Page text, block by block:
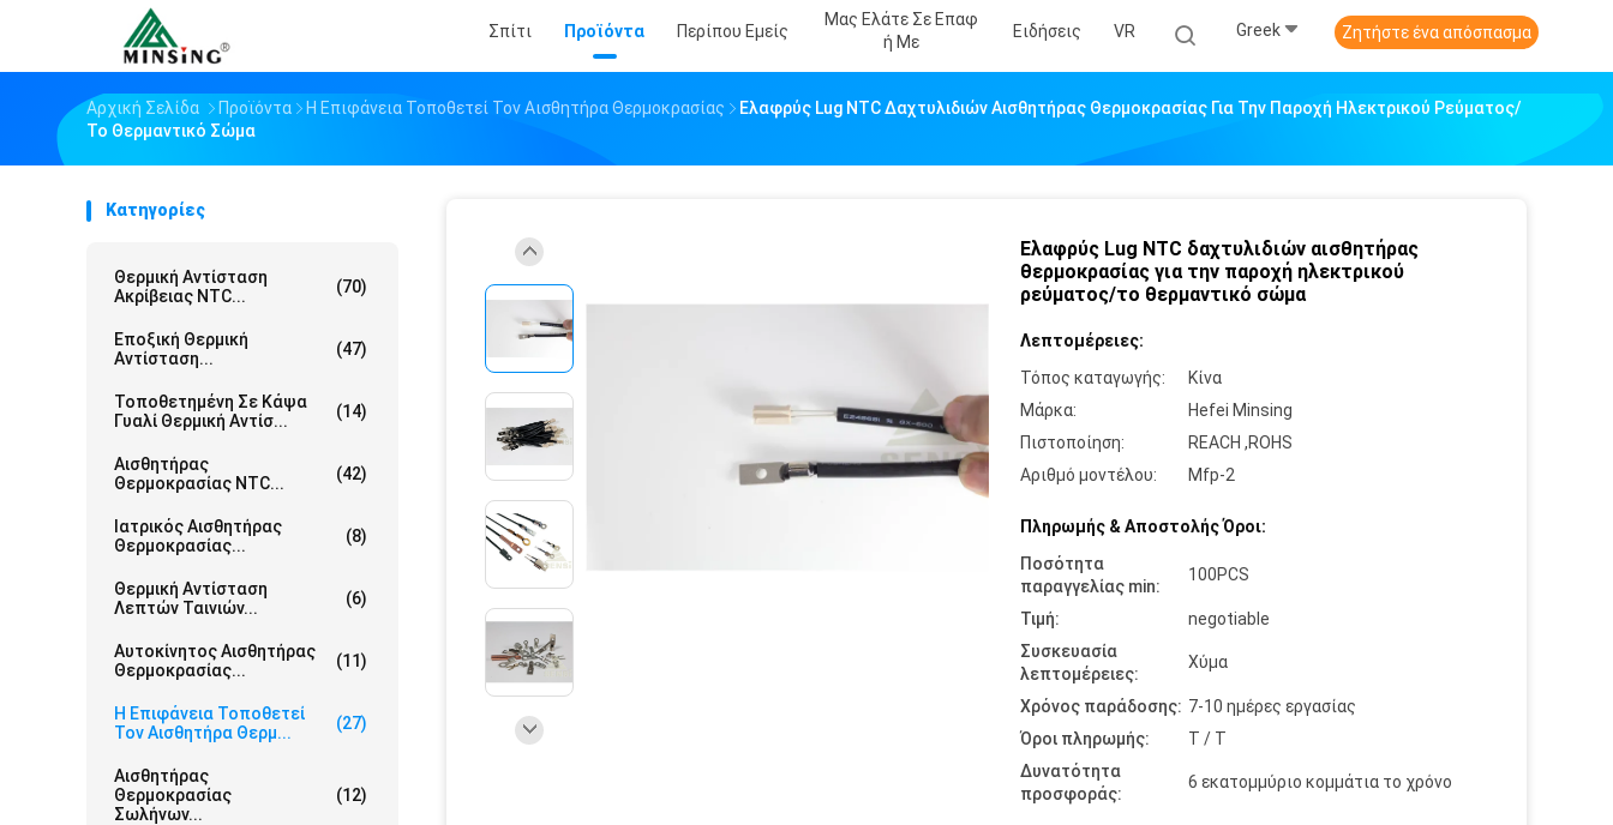
Σπίτι Προϊόντα Περίπου Εμείς
Μας Ελάτε Σε Επαφ
Ή Με
Ειδήσεις VR Greek Ζητήστε ένα απόσπασμα
Αρχική Σελίδα Προϊόντα Η Επιφάνεια Τοποθετεί Τον Αισθητήρα Θερμοκρασίας
Ελαφρύς Lug NTC Δαχτυλιδιών Αισθητήρας Θερμοκρασίας Για Την Παροχή Ηλεκτρικού Ρεύματος/
Το Θερμαντικό Σώμα
Κατηγορίες
Θερμική Αντίσταση
Ακρίβειας NTC...
(70)
Εποξική Θερμική
Αντίσταση...
(47)
Τοποθετημένη Σε Κάψα
Γυαλί Θερμική Αντίσ...
(14)
Αισθητήρας
Θερμοκρασίας NTC...
(42)
Ιατρικός Αισθητήρας
Θερμοκρασίας...
(8)
Θερμική Αντίσταση
Λεπτών Ταινιών...
(6)
Αυτοκίνητος Αισθητήρας
Θερμοκρασίας...
(11)
Η Επιφάνεια Τοποθετεί
Τον Αισθητήρα Θερμ...
(27)
Αισθητήρας
Θερμοκρασίας
Σωλήνων...
(12)
Ελαφρύς Lug NTC δαχτυλιδιών αισθητήρας
θερμοκρασίας για την παροχή ηλεκτρικού
ρεύματος/το θερμαντικό σώμα
Λεπτομέρειες:
Τόπος καταγωγής:
Κίνα
Μάρκα:
Hefei Minsing
Πιστοποίηση:
REACH ,ROHS
Αριθμό μοντέλου:
Mfp-2
Πληρωμής & Αποστολής Όροι:
Ποσότητα
παραγγελίας min:
100PCS
Τιμή:
negotiable
Συσκευασία
λεπτομέρειες:
Χύμα
Χρόνος παράδοσης: 7-10 ημέρες εργασίας
Όροι πληρωμής:
T / T
Δυνατότητα
προσφοράς:
6 εκατομμύριο κομμάτια το χρόνο